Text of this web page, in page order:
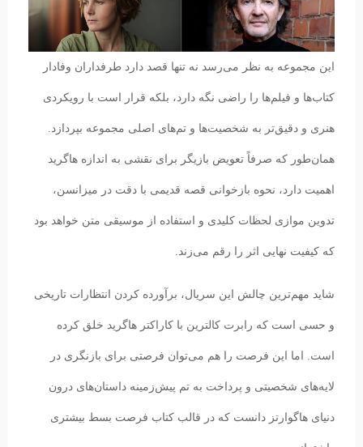
این مجموعه به نظر می‌رسد نه تنها قصد دارد طرفداران وفادار
کتاب‌ها و فیلم‌ها را راضی نگه دارد، بلکه قرار است با رویکردی
هنری و دقیق‌تر به شخصیت‌ها و تم‌های اصلی مجموعه بپردازد.
همان‌طور که صرفاً تعویض بازیگر برای نقشی به اندازه هاگرید
اهمیت دارد، نحوه بازخوانی قصه قدیمی با دقت در میزانسن،
تدوین موازی لحظات کلیدی و استفاده از موسیقی متن خواهد بود
که کیفیت نهایی اثر را رقم می‌زند.
شاید مهم‌ترین چالش این سریال، برآورده کردن انتظارات تاریخی
و حسی است که رابرت کالترین با کاراکتر هاگرید خلق کرده
است. اما این فرصت را هم می‌توان فرصتی برای بازنگری در
لایه‌های شخصیتی و پرداخت به تم پیش‌زمینه داستان‌های درون
دنیای هاگوارتز دانست که در قالب کتاب فرصت بسط بیشتری